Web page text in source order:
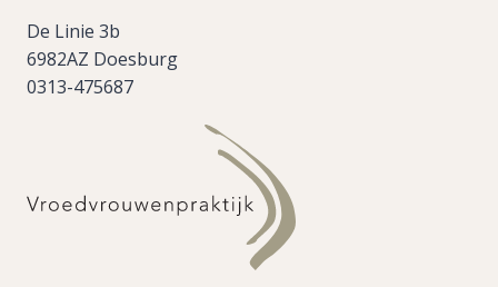
De Linie 3b
6982AZ Doesburg
0313-475687